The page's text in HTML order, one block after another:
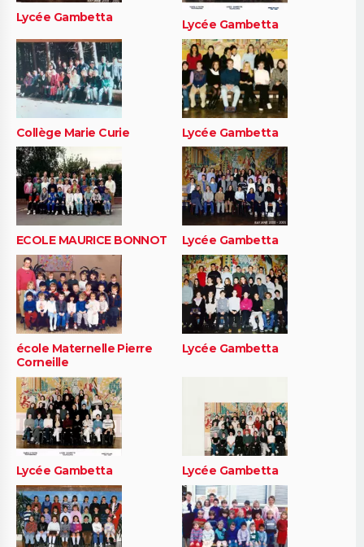
Lycée Gambetta Lycée Gambetta
Collège Marie Curie Lycée Gambetta
ECOLE MAURICE BONNOT Lycée Gambetta
école Maternelle Pierre
Corneille
Lycée Gambetta
Lycée Gambetta Lycée Gambetta